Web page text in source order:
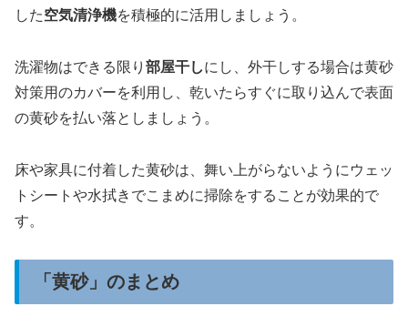
した空気清浄機を積極的に活用しましょう。
洗濯物はできる限り 部屋干しにし、外干しする場合は黄砂
対策用のカバーを利用し、乾いたらすぐに取り込んで表面
の黄砂を払い落としましょう。
床や家具に付着した黄砂は、舞い上がらないようにウェッ
トシートや水拭きでこまめに掃除をすることが効果的で
す。
「黄砂」のまとめ